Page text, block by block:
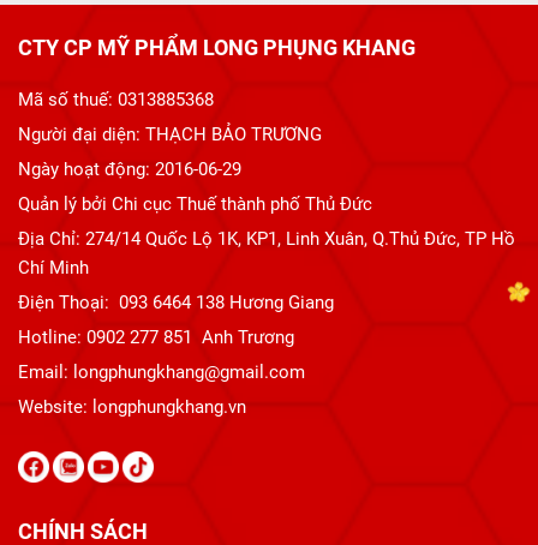
CTY CP MỸ PHẨM LONG PHỤNG KHANG
Mã số thuế: 0313885368
Người đại diện: THẠCH BẢO TRƯƠNG
Ngày hoạt động: 2016-06-29
Quản lý bởi Chi cục Thuế thành phố Thủ Đức
Địa Chỉ: 274/14 Quốc Lộ 1K, KP1, Linh Xuân, Q.Thủ Đức, TP Hồ
Chí Minh
Điện Thoại: 093 6464 138 Hương Giang
Hotline: 0902 277 851 Anh Trương
Email: longphungkhang@gmail.com
Website: longphungkhang.vn
CHÍNH SÁCH